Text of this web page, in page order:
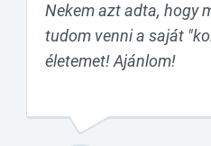
Nekem azt adta, hogy
tudom venni a saját
életemet! Ajánlom!